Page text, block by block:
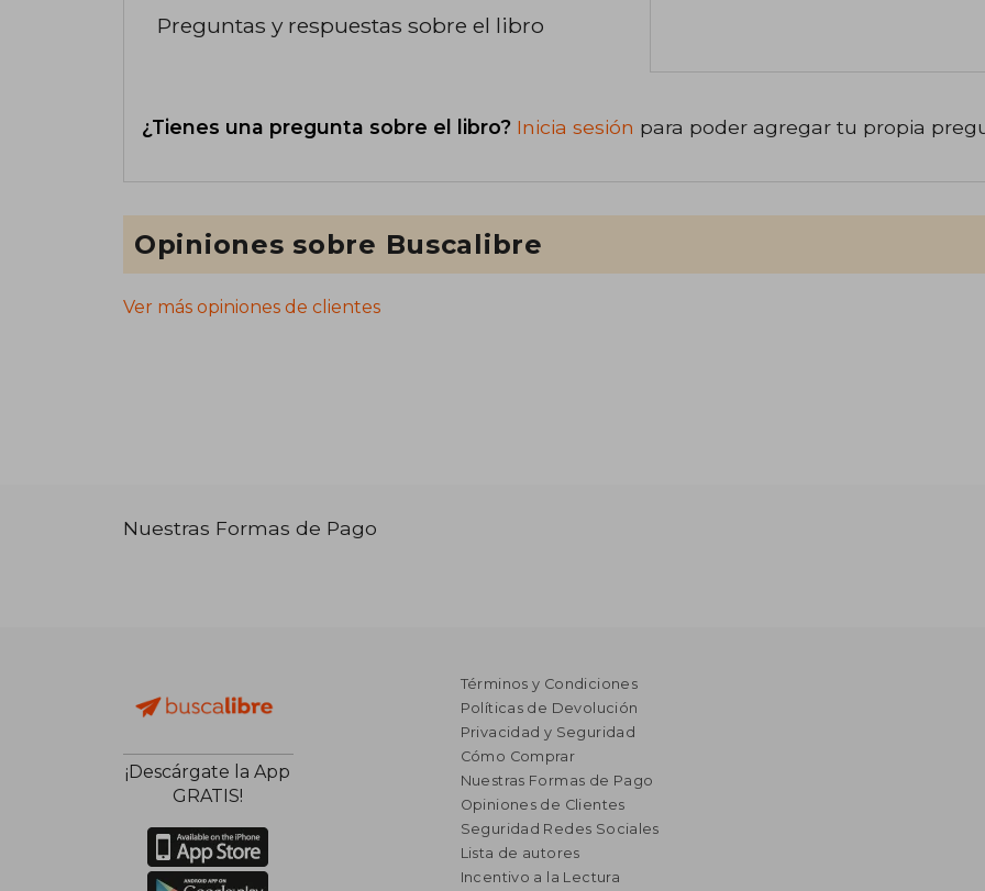
Preguntas y respuestas sobre el libro
¿Tienes una pregunta sobre el libro? Inicia sesión para poder agregar tu propia
Opiniones sobre Buscalibre
Ver más opiniones de clientes
Nuestras Formas de Pago
¡Descárgate la App
GRATIS!
Términos y Condiciones
Políticas de Devolución
Privacidad y Seguridad
Cómo Comprar
Nuestras Formas de Pago
Opiniones de Clientes
Seguridad Redes Sociales
Lista de autores
Incentivo a la Lectura